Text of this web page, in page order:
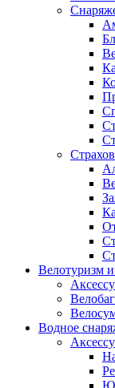
Велотуризм
Водное